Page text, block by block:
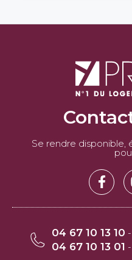
Se rendre disponible,
04 67 10 13 10
04 67 10 13 01